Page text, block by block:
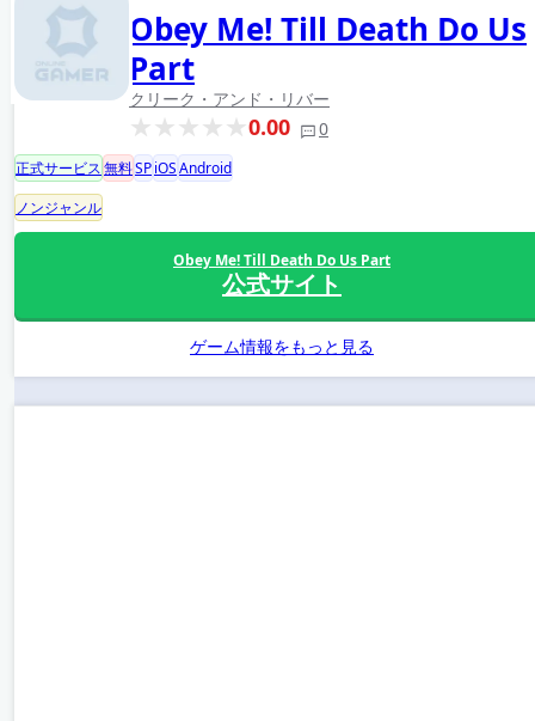
Obey Me! Till Death Do Us
Part
クリーク・アンド・リバー
0.00 0
正式サービス無料SPiOSAndroid
ノンジャンル
Obey Me! Till Death Do Us Part
公式サイト
ゲーム情報をもっと見る